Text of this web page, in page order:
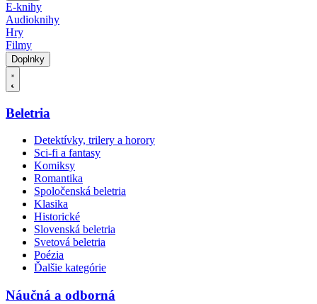
E-knihy
Audioknihy
Hry
Filmy
Doplnky
Beletria
Detektívky, trilery a horory
Sci-fi a fantasy
Komiksy
Romantika
Spoločenská beletria
Klasika
Historické
Slovenská beletria
Svetová beletria
Poézia
Ďalšie kategórie
Náučná a odborná